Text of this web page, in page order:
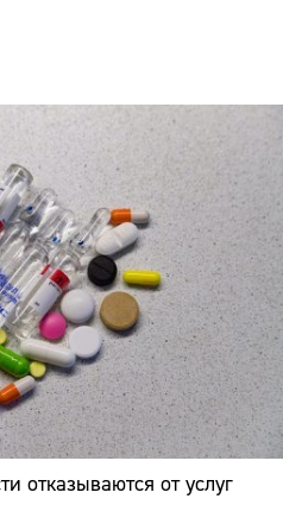
отказываются от услуг